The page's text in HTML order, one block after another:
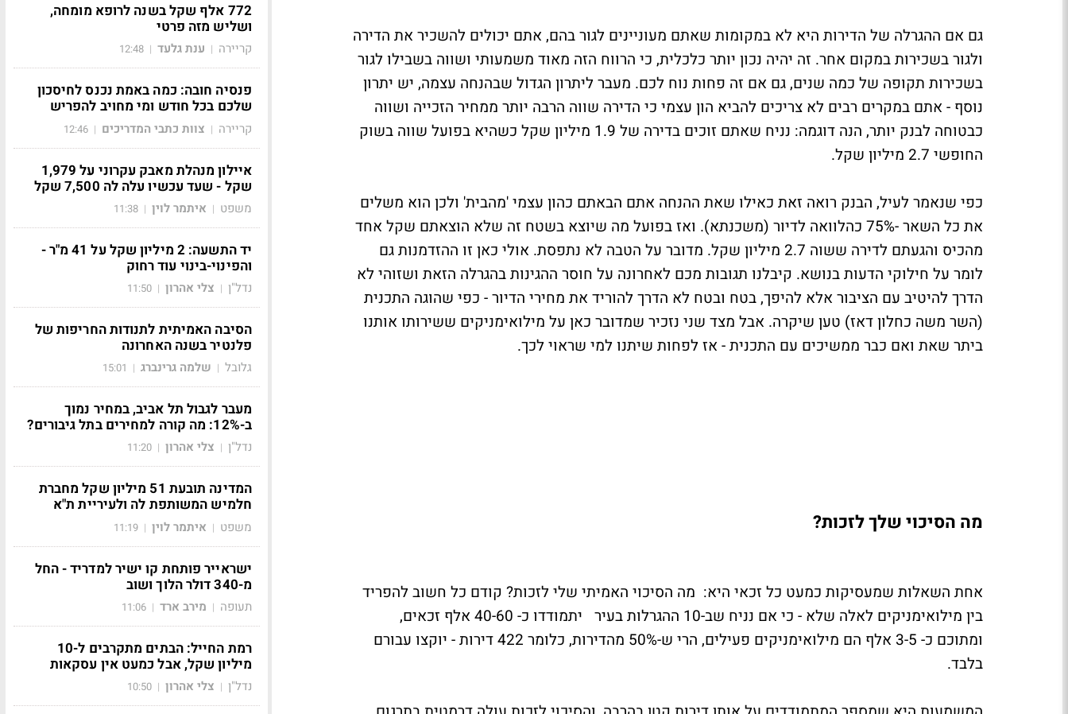
גם אם ההגרלה של הדירות היא לא במקומות שאתם מעוניינים לגור בהם, אתם יכולים להשכיר את הדירה
ולגור בשכירות במקום אחר. זה יהיה נכון יותר כלכלית, כי הרווח הזה מאוד משמעותי ושווה בשבילו לגור
בשכירות תקופה של כמה שנים, גם אם זה פחות נוח לכם. מעבר ליתרון הגדול שבהנחה עצמה, יש יתרון
נוסף - אתם במקרים רבים לא צריכים להביא הון עצמי כי הדירה שווה הרבה יותר ממחיר הזכייה ושווה
כבטוחה לבנק יותר, הנה דוגמה: נניח שאתם זוכים בדירה של 1.9 מיליון שקל כשהיא בפועל שווה בשוק
החופשי 2.7 מיליון שקל.
כפי שנאמר לעיל, הבנק רואה זאת כאילו שאת ההנחה אתם הבאתם כהון עצמי 'מהבית' ולכן הוא משלים
את כל השאר -75% כהלוואה לדיור (משכנתא). ואז בפועל מה שיוצא בשטח זה שלא הוצאתם שקל אחד
מהכיס והגעתם לדירה ששוה 2.7 מיליון שקל. מדובר על הטבה לא נתפסת. אולי כאן זו ההזדמנות גם
לומר על חילוקי הדעות בנושא. קיבלנו תגובות מכם לאחרונה על חוסר ההגינות בהגרלה הזאת ושזוהי לא
הדרך להיטיב עם הציבור אלא להיפך, בטח ובטח לא הדרך להוריד את מחירי הדיור - כפי שהוגה התכנית
(השר משה כחלון דאז) טען שיקרה. אבל מצד שני נזכיר שמדובר כאן על מילואימניקים ששירותו אותנו
ביתר שאת ואם כבר ממשיכים עם התכנית - אז לפחות שיתנו למי שראוי לכך.
מה הסיכוי שלך לזכות?
אחת השאלות שמעסיקות כמעט כל זכאי היא: מה הסיכוי האמיתי שלי לזכות? קודם כל חשוב להפריד
בין מילואימניקים לאלה שלא - כי אם נניח שב-10 ההגרלות בעיר יתמודדו כ- 40-60 אלף זכאים,
ומתוכם כ- 3-5 אלף הם מילואימניקים פעילים, הרי ש-50% מהדירות, כלומר 422 דירות - יוקצו עבורם
בלבד.
772 אלף שקל בשנה לרופא מומחה,
ושליש מזה פרטי
קריירה | ענת גלעד |
12:48
פנסיה חובה: כמה באמת נכנס לחיסכון
שלכם בכל חודש ומי מחויב להפריש
קריירה | צוות כתבי המדריכים |
12:46
איילון מנהלת מאבק עקרוני על 1,979
שקל - שעד עכשיו עלה לה 7,500 שקל
משפט | איתמר לוין |
11:38
יד התשעה: 2 מיליון שקל על 41 מ"ר -
והפינוי-בינוי עוד רחוק
נדל"ן | צלי אהרון |
11:50
הסיבה האמיתית לתנודות החריפות של
פלנטיר בשנה האחרונה
גלובל | שלמה גרינברג |
15:01
מעבר לגבול תל אביב, במחיר נמוך
ב-12%: מה קורה למחירים בתל גיבורים?
נדל"ן | צלי אהרון |
11:20
המדינה תובעת 51 מיליון שקל מחברת
חלמיש המשותפת לה ולעיריית ת"א
משפט | איתמר לוין |
11:19
ישראייר פותחת קו ישיר למדריד - החל
מ-340 דולר הלוך ושוב
תעופה | מירב ארד |
11:06
רמת החייל: הבתים מתקרבים ל-10
מיליון שקל, אבל כמעט אין עסקאות
נדל"ן | צלי אהרון |
10:50